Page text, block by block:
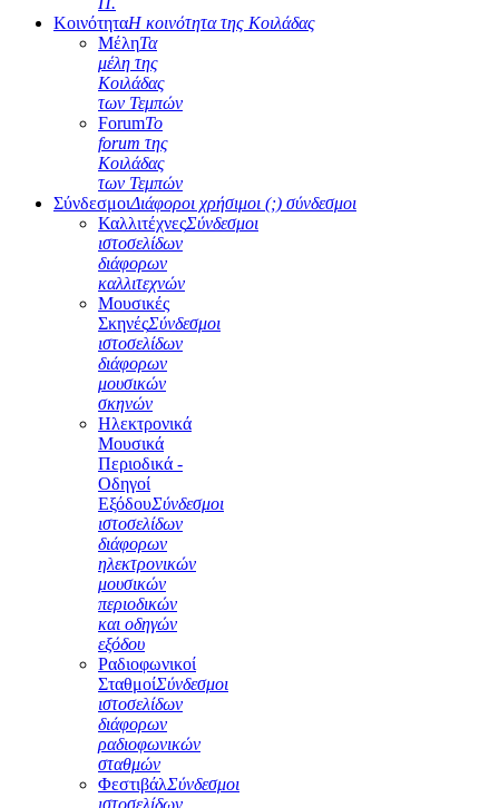
ΚοινότηταΗ κοινότητα της Κοιλάδας
ΜέληΤα
μέλη της
Κοιλάδας
των Τεμπών
ForumΤο
forum της
Κοιλάδας
των Τεμπών
ΣύνδεσμοιΔιάφοροι χρήσιμοι (;) σύνδεσμοι
ΚαλλιτέχνεςΣύνδεσμοι
ιστοσελίδων
διάφορων
καλλιτεχνών
Μουσικές
ΣκηνέςΣύνδεσμοι
ιστοσελίδων
διάφορων
μουσικών
σκηνών
Ηλεκτρονικά
Μουσικά
Περιοδικά -
Οδηγοί
ΕξόδουΣύνδεσμοι
ιστοσελίδων
διάφορων
ηλεκτρονικών
μουσικών
περιοδικών
και οδηγών
εξόδου
Ραδιοφωνικοί
ΣταθμοίΣύνδεσμοι
ιστοσελίδων
διάφορων
ραδιοφωνικών
σταθμών
ΦεστιβάλΣύνδεσμοι